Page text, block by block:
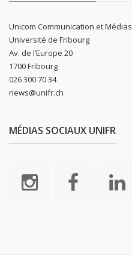
Unicom Communication et Médias
Université de Fribourg
Av. de l’Europe 20
1700 Fribourg
026 300 70 34
news@unifr.ch
MÉDIAS SOCIAUX UNIFR